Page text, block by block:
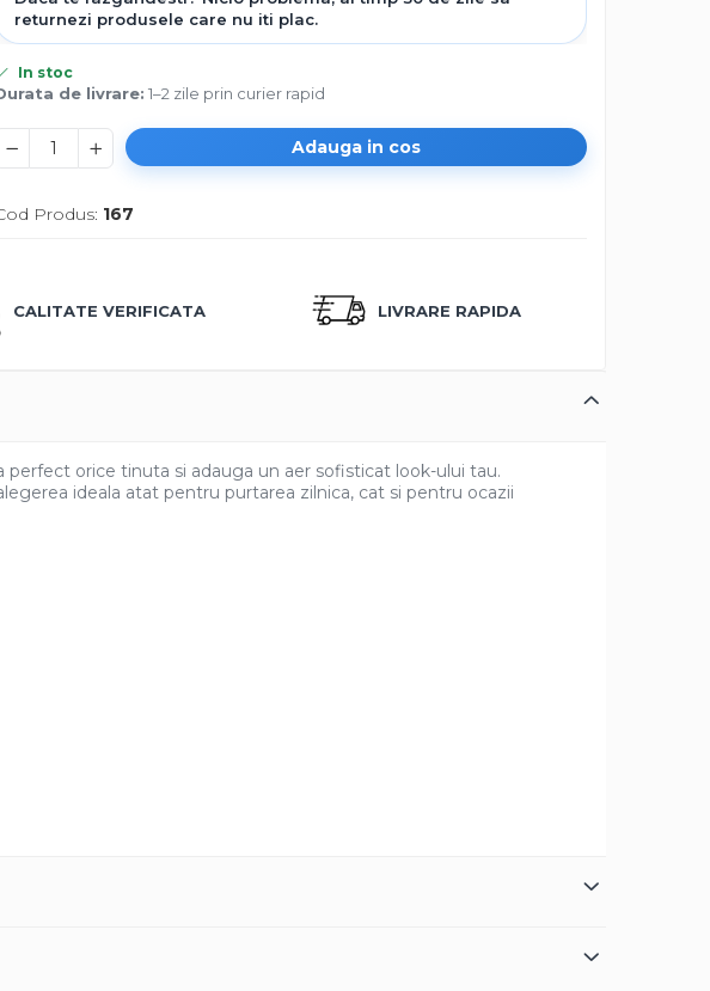
In stoc
de livrare: 1–2 zile prin curier rapid
Adauga in cos
Produs: 167
CALITATE VERIFICATA LIVRARE RAPIDA
orice tinuta si adauga un aer sofisticat look-ului tau.
ideala atat pentru purtarea zilnica, cat si pentru ocazii